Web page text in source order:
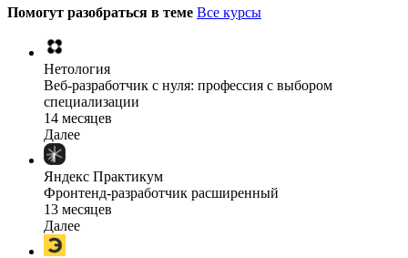
Помогут разобраться в теме Все курсы
Нетология
Веб-разработчик с нуля: профессия с выбором
специализации
14 месяцев
Далее
Яндекс Практикум
Фронтенд-разработчик расширенный
13 месяцев
Далее